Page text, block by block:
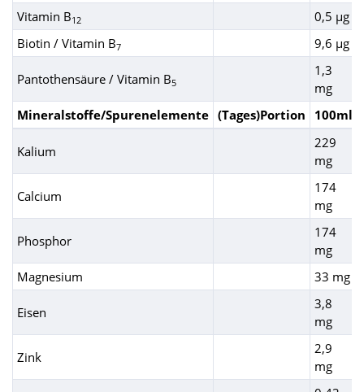
Vitamin B12
0,5 µg
Biotin / Vitamin B7 9,6 µg
Pantothensäure / Vitamin B5
1,3
mg
Mineralstoffe/Spurenelemente (Tages)Portion 100ml
Kalium
229
mg
Calcium
174
mg
Phosphor
174
mg
Magnesium
33 mg
Eisen
3,8
mg
Zink
2,9
mg